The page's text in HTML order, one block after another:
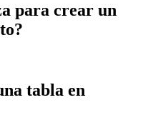
para crear un
tabla en